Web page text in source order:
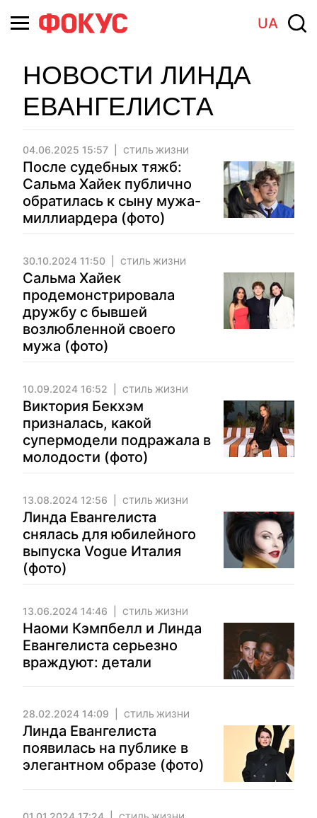
UA
НОВОСТИ ЛИНДА
ЕВАНГЕЛИСТА
04.06.2025 15:57 СТИЛЬ ЖИЗНИ
После судебных тяжб:
Сальма Хайек публично
обратилась к сыну мужа-
миллиардера (фото)
30.10.2024 11:50 СТИЛЬ ЖИЗНИ
Сальма Хайек
продемонстрировала
дружбу с бывшей
возлюбленной своего
мужа (фото)
10.09.2024 16:52 СТИЛЬ ЖИЗНИ
Виктория Бекхэм
призналась, какой
супермодели подражала в
молодости (фото)
13.08.2024 12:56 СТИЛЬ ЖИЗНИ
Линда Евангелиста
снялась для юбилейного
выпуска Vogue Италия
(фото)
13.06.2024 14:46 СТИЛЬ ЖИЗНИ
Наоми Кэмпбелл и Линда
Евангелиста серьезно
враждуют: детали
28.02.2024 14:09 СТИЛЬ ЖИЗНИ
Линда Евангелиста
появилась на публике в
элегантном образе (фото)